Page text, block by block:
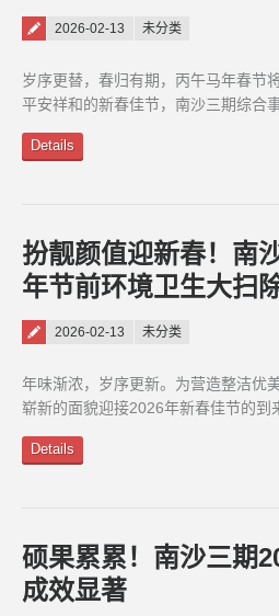
Posted on
2026-02-13 未分类
岁序更替，春归有期，丙午马年春节
平安祥和的新春佳节，南沙三期综合
Details
扮靓颜值迎新春！南
年节前环境卫生大扫
Posted on
2026-02-13 未分类
年味渐浓，岁序更新。为营造整洁优
崭新的面貌迎接2026年新春佳节的
Details
硕果累累！南沙三期
成效显著